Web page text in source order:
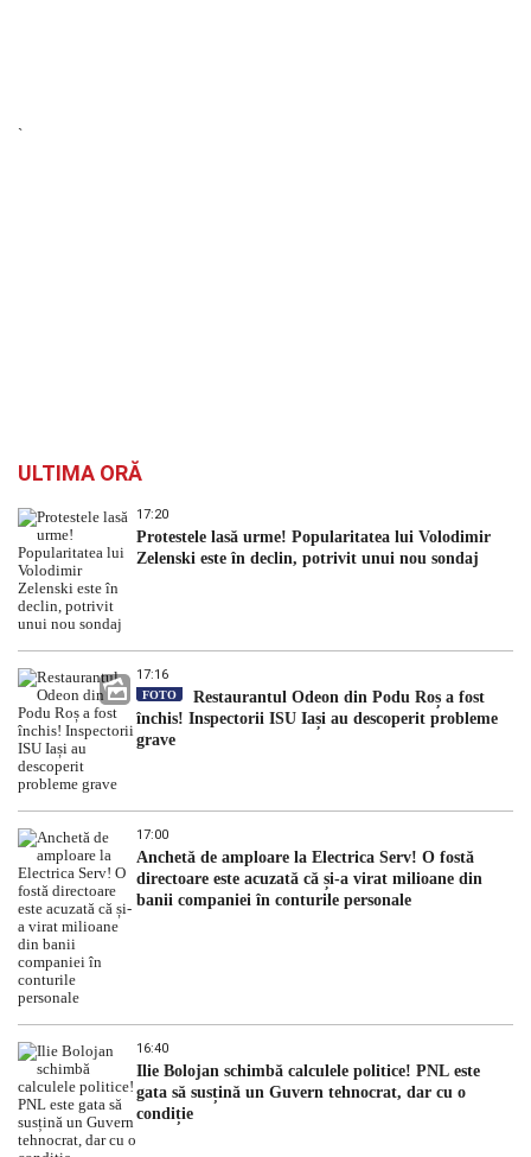
`
ULTIMA ORĂ
17:20
Protestele lasă urme! Popularitatea lui Volodimir
Zelenski este în declin, potrivit unui nou sondaj
17:16
FOTO
Restaurantul Odeon din Podu Roș a fost
închis! Inspectorii ISU Iași au descoperit probleme
grave
17:00
Anchetă de amploare la Electrica Serv! O fostă
directoare este acuzată că și-a virat milioane din
banii companiei în conturile personale
16:40
Ilie Bolojan schimbă calculele politice! PNL este
gata să susțină un Guvern tehnocrat, dar cu o
condiție